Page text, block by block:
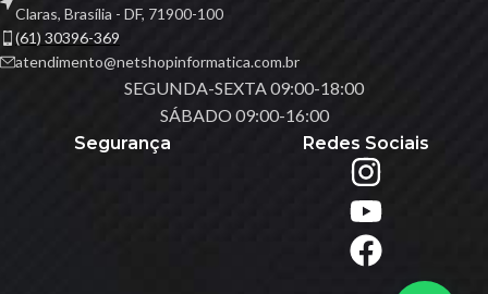
Claras, Brasília - DF, 71900-100
(61) 30396-369
atendimento@netshopinformatica.com.br
SEGUNDA-SEXTA 09:00-18:00
SÁBADO 09:00-16:00
Segurança
Redes Sociais